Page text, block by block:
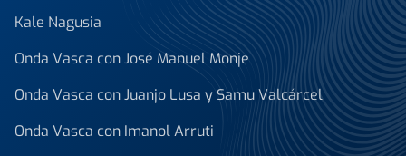
Kale Nagusia
Onda Vasca con José Manuel Monje
Onda Vasca con Juanjo Lusa y Samu Valcárcel
Onda Vasca con Imanol Arruti